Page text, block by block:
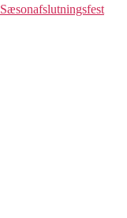
Sæsonafslutningsfest